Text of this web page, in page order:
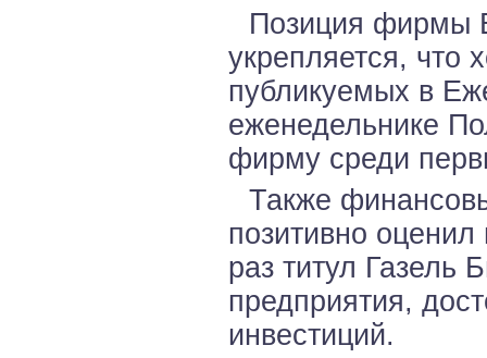
Позиция фирмы
укрепляется, что
публикуемых в
еженедельнике
фирму среди
Также
позитивно
раз титул Газель
предприятия,
инвестиций.